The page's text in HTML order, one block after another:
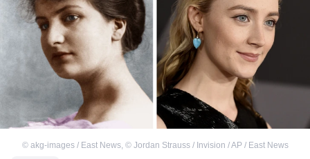
© akg-images / East News, © Jordan Strauss / Invision / AP / East News